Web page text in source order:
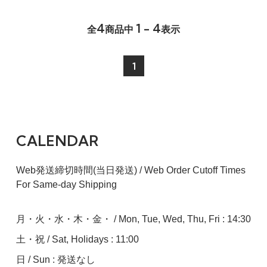
全4商品中 1 - 4表示
1
CALENDAR
Web発送締切時間(当日発送) / Web Order Cutoff Times
For Same-day Shipping
月・火・水・木・金・ / Mon, Tue, Wed, Thu, Fri : 14:30
土・祝 / Sat, Holidays : 11:00
日 / Sun : 発送なし